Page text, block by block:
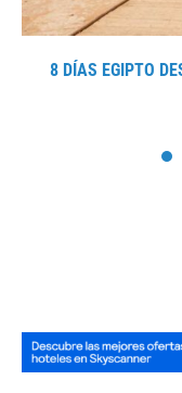
8 DÍAS EGIPTO